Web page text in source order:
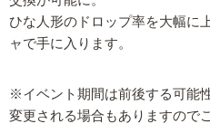
ひな人形のドロップ率を大幅に
ャで手に入ります。
※イベント期間は前後する可能
変更される場合もありますので